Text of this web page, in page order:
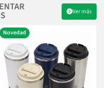
Ver más
Novedad